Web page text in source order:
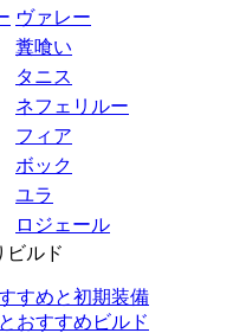
ヴァレー
糞喰い
タニス
ネフェリルー
フィア
ボック
ユラ
ロジェール
ビルド
すめと初期装備
おすすめビルド